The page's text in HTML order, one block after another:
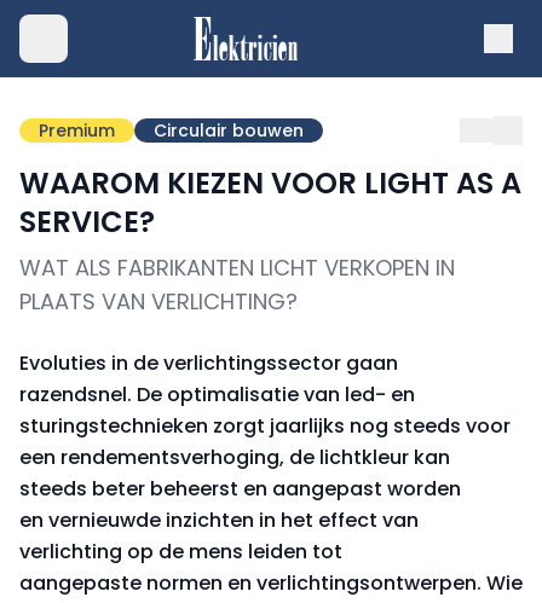
Premium Circulair bouwen
WAAROM KIEZEN VOOR LIGHT AS A
SERVICE?
WAT ALS FABRIKANTEN LICHT VERKOPEN IN
PLAATS VAN VERLICHTING?
Evoluties in de verlichtingssector gaan
razendsnel. De optimalisatie van led- en
sturingstechnieken zorgt jaarlijks nog steeds voor
een rendementsverhoging, de lichtkleur kan
steeds beter beheerst en aangepast worden
en vernieuwde inzichten in het effect van
verlichting op de mens leiden tot
aangepaste normen en verlichtingsontwerpen. Wie